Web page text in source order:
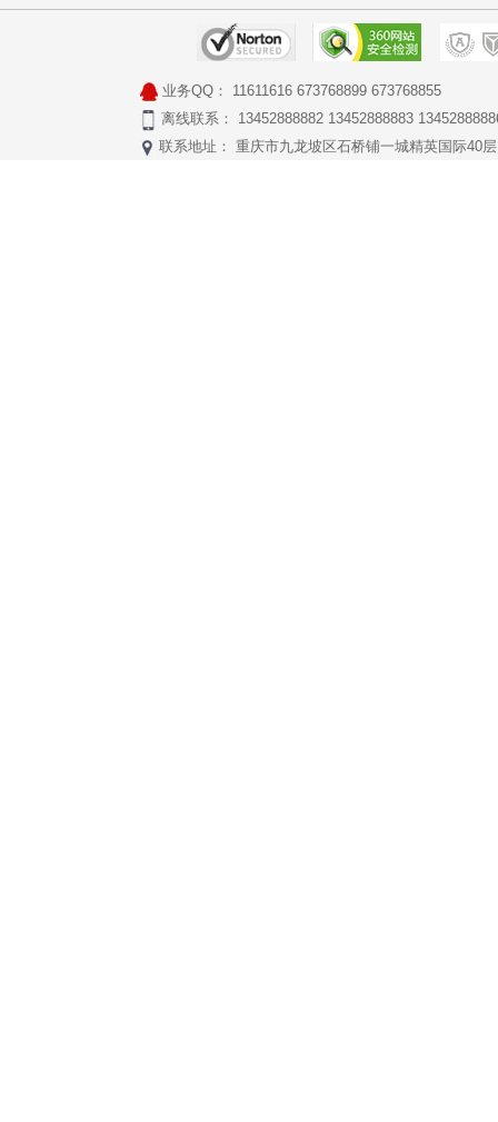
业务QQ： 11611616 673768899 673768855
离线联系： 13452888882 13452888883
联系地址： 重庆市九龙坡区石桥铺一城精英国际40